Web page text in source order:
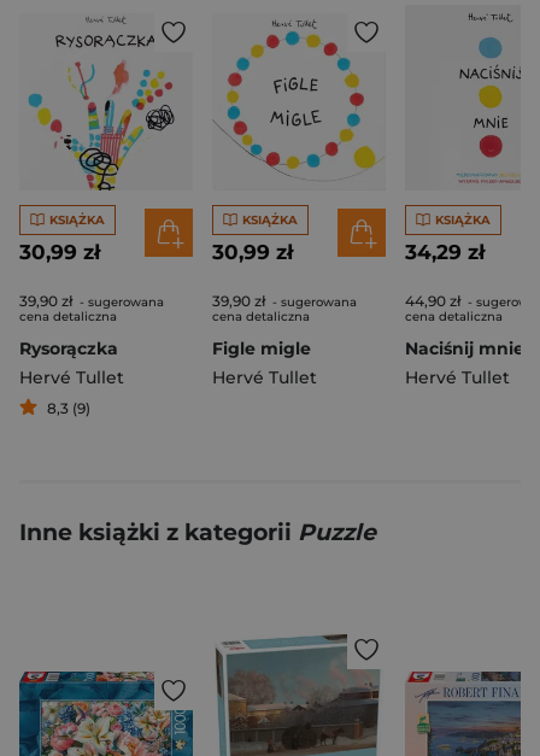
KSIĄŻKA
30,99 zł
39,90 zł - sugerowana
cena detaliczna
Rysorączka
Hervé Tullet
8,3 (9)
KSIĄŻKA
30,99 zł
39,90 zł - sugerowana
cena detaliczna
Figle migle
Hervé Tullet
KSIĄŻKA
34,29 zł
44,90 zł -
cena detaliczna
Hervé Tullet
Inne książki z kategorii Puzzle